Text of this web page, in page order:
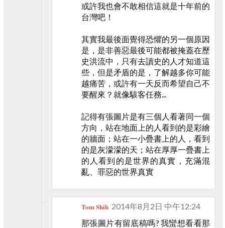
或許我也會不敢相信這就是十年前的
台灣吧！
其實我最後面覺得恐懼的另一個原因
是，是非善惡最後可能都被掩蓋在歷
史洪流中，只有去讀史的人才知道這
些，但是矛盾的是，了解越多你可能
越痛苦，或許有一天反而希望自己不
要醒來？就像駭客任務...
記得有張圖片是有三個人看著同一個
方向，站在地面上的人看到的是彩繪
的牆面；站在一小疊書上的人，看到
的是灰濛濛的天；站在厚厚一疊書上
的人看到的是世界的真實，充滿混
亂、罪惡的世界真實
Tom Shih 2014年8月2日 中午12:24
那張圖片有留底稿嗎? 我蠻想看看那